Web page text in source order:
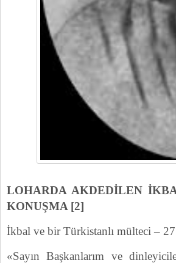
LOHARDA AKDEDİLEN
KONUŞMA [2]
İkbal ve bir Türkistanlı mülteci –
«Sayın Başkanlarım ve